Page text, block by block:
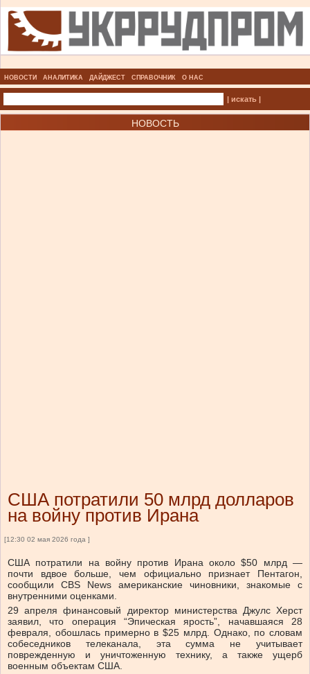
НОВОСТИ АНАЛИТИКА ДАЙДЖЕСТ СПРАВОЧНИК О НАС
| искать |
НОВОСТЬ
США потратили 50 млрд долларов
на войну против Ирана
[12:30 02 мая 2026 года ]
США потратили на войну против Ирана около $50 млрд —
почти вдвое больше, чем официально признает Пентагон,
сообщили CBS News американские чиновники, знакомые с
внутренними оценками.
29 апреля финансовый директор министерства Джулс Херст
заявил, что операция “Эпическая ярость”, начавшаяся 28
февраля, обошлась примерно в $25 млрд. Однако, по словам
собеседников телеканала, эта сумма не учитывает
поврежденную и уничтоженную технику, а также ущерб
военным объектам США.